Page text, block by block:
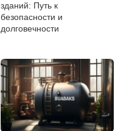
зданий: Путь к
безопасности и
долговечности